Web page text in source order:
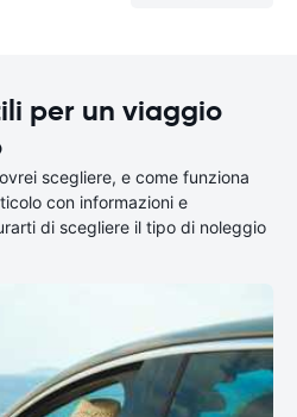
per un viaggio
scegliere, e come funziona
con informazioni e
di scegliere il tipo di noleggio